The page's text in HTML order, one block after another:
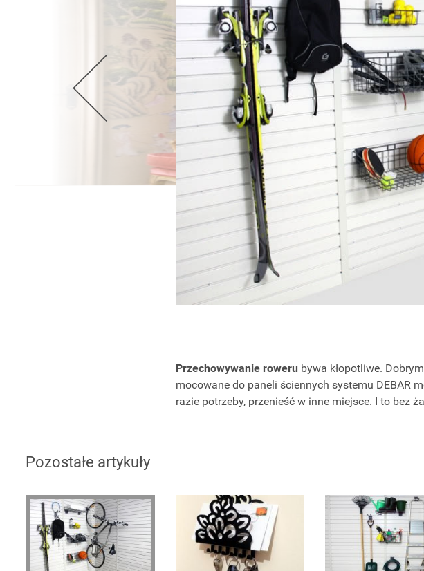
Wellnes
DIY
Przechowywanie roweru bywa kłopotliwe.
mocowane do paneli ściennych systemu DEBAR
razie potrzeby, przenieść w inne miejsce. I to bez
Pozostałe artykuły